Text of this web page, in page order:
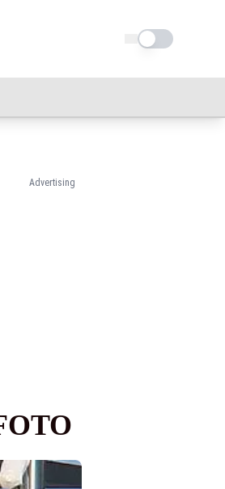
Schimba tema
Advertising